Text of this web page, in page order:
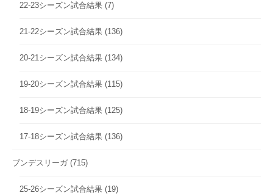
22-23シーズン試合結果 (7)
21-22シーズン試合結果 (136)
20-21シーズン試合結果 (134)
19-20シーズン試合結果 (115)
18-19シーズン試合結果 (125)
17-18シーズン試合結果 (136)
ブンデスリーガ (715)
25-26シーズン試合結果 (19)